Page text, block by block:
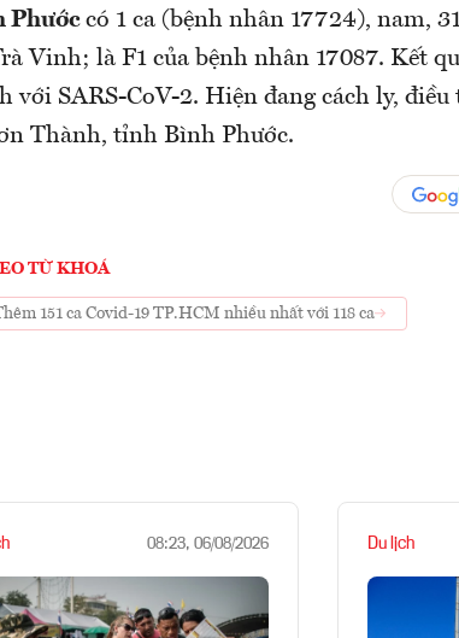
Phướccó 1 ca (bệnh nhân 17724), nam,
Vinh; là F1 của bệnh nhân 17087. Kết
với SARS-CoV-2. Hiện đang cách ly,
Thành, tỉnh Bình Phước.
TỪ KHOÁ
151 ca Covid-19 TP.HCM nhiều nhất với 118 ca
08:23, 06/08/2026 Du lịch